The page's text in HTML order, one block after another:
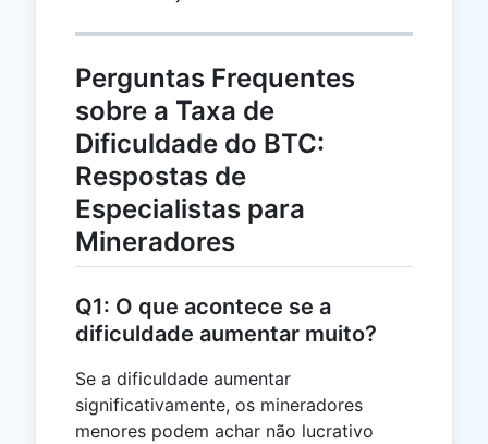
Perguntas Frequentes
sobre a Taxa de
Dificuldade do BTC:
Respostas de
Especialistas para
Mineradores
Q1: O que acontece se a
dificuldade aumentar muito?
Se a dificuldade aumentar
significativamente, os mineradores
menores podem achar não lucrativo